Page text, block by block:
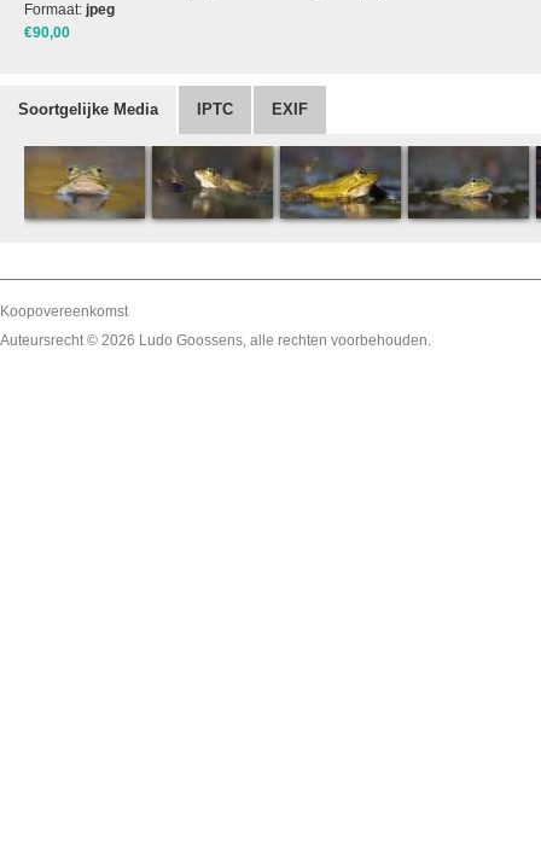
Formaat: jpeg
€90,00
Soortgelijke Media IPTC EXIF
Koopovereenkomst
Auteursrecht © 2026 Ludo Goossens, alle rechten voorbehouden.